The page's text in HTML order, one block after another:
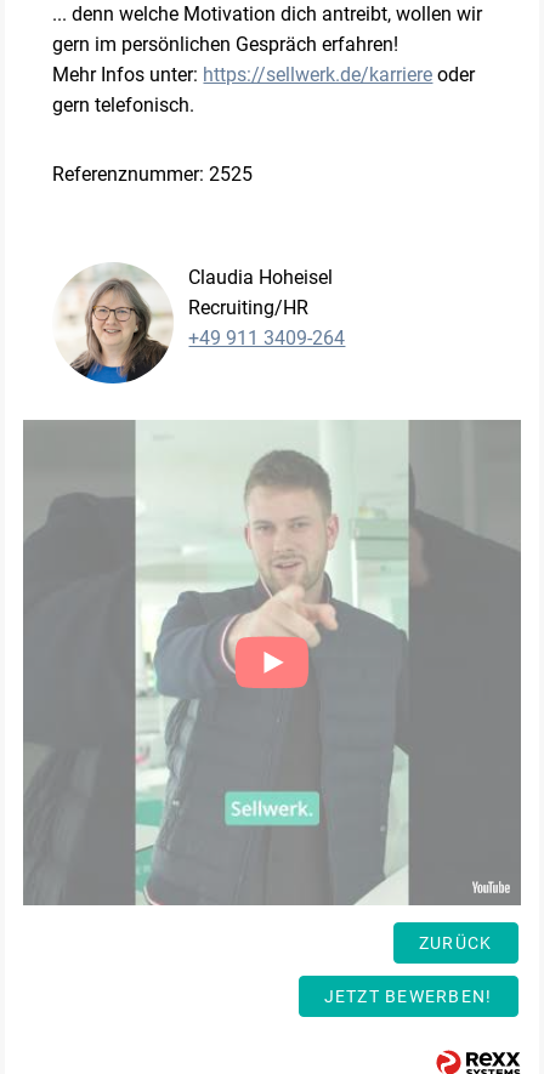
... denn welche Motivation dich antreibt, wollen wir
gern im persönlichen Gespräch erfahren!
Mehr Infos unter: https://sellwerk.de/karriere oder
gern telefonisch.
Referenznummer: 2525
Claudia Hoheisel
Recruiting/HR
+49 911 3409-264
ZURÜCK
JETZT BEWERBEN!